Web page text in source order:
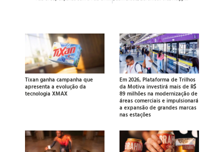
Tixan ganha campanha que
apresenta a evolução da
tecnologia XMAX
Em 2026, Plataforma de Trilhos
da Motiva investirá mais de R$
89 milhões na modernização de
áreas comerciais e impulsionará
a expansão de grandes marcas
nas estações